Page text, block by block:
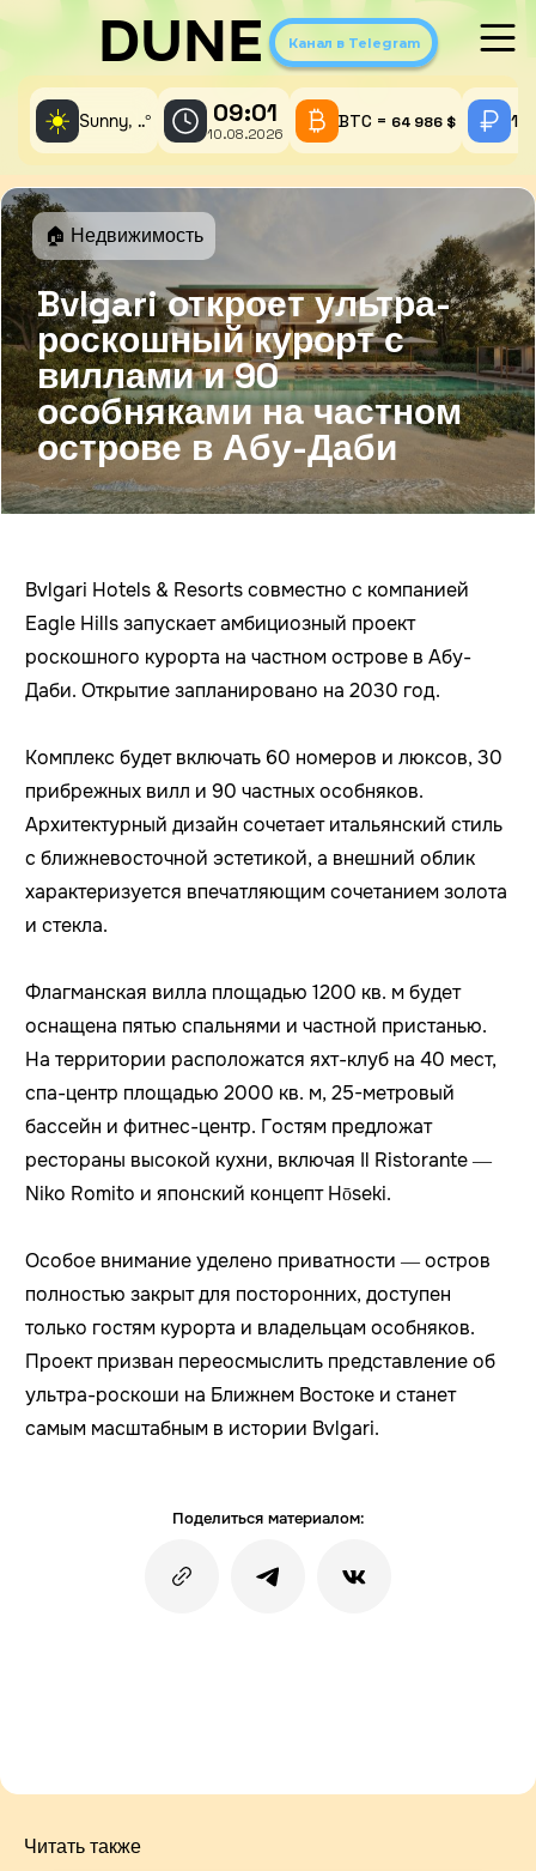
DUNE Канал в Telegram
☀️ Sunny, ..° 09:01
10.08.2026
BTC = 64 986 $ 1
Bvlgari откроет ультра-
роскошный курорт с
виллами и 90
особняками на частном
острове в Абу-Даби
🏠 Недвижимость
Bvlgari Hotels & Resorts совместно с компанией
Eagle Hills запускает амбициозный проект
роскошного курорта на частном острове в Абу-
Даби. Открытие запланировано на 2030 год.
Комплекс будет включать 60 номеров и люксов, 30
прибрежных вилл и 90 частных особняков.
Архитектурный дизайн сочетает итальянский стиль
с ближневосточной эстетикой, а внешний облик
характеризуется впечатляющим сочетанием золота
и стекла.
Флагманская вилла площадью 1200 кв. м будет
оснащена пятью спальнями и частной пристанью.
На территории расположатся яхт-клуб на 40 мест,
спа-центр площадью 2000 кв. м, 25-метровый
бассейн и фитнес-центр. Гостям предложат
рестораны высокой кухни, включая Il Ristorante —
Niko Romito и японский концепт Hōseki.
Особое внимание уделено приватности — остров
полностью закрыт для посторонних, доступен
только гостям курорта и владельцам особняков.
Проект призван переосмыслить представление об
ультра-роскоши на Ближнем Востоке и станет
самым масштабным в истории Bvlgari.
Поделиться материалом:
Читать также